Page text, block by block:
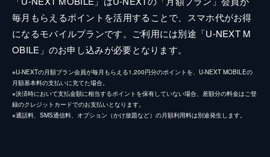
毎月もらえるポイントを活用することで、スマホ代がお得
になるモバイルプランです。ご利用には別途「U-NEXT M
OBILE」のお申し込みが必要となります。
※U-NEXTの月額プラン会員が毎月もらえる1,200円分のポイントを、U-NEXT MOBILEの
月額基本料の支払いに充てた場合。
※決済時において支払金額に相当するポイントを保有していない場合、差額分の料金はご登
録のクレジットカードでのお支払いとなります。
※通話料、SMS通信料、オプション（かけ放題など）の月額利用料は別途発生します。